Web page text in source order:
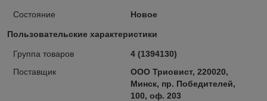
Состояние Новое
Пользовательские характеристики
Группа товаров
4 (1394130)
Поставщик
ООО Триовист, 220020,
Минск, пр. Победителей,
100, оф. 203